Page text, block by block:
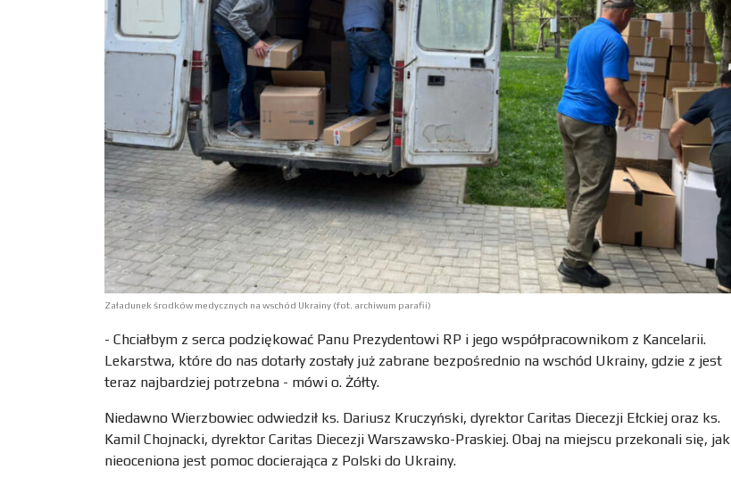
Załadunek środków medycznych na wschód Ukrainy (fot. archiwum parafii)
- Chciałbym z serca podziękować Panu Prezydentowi RP i jego współpracownikom z Kancelarii.
Lekarstwa, które do nas dotarły zostały już zabrane bezpośrednio na wschód Ukrainy, gdzie z jest
teraz najbardziej potrzebna - mówi o. Żółty.
Niedawno Wierzbowiec odwiedził ks. Dariusz Kruczyński, dyrektor Caritas Diecezji Ełckiej oraz ks.
Kamil Chojnacki, dyrektor Caritas Diecezji Warszawsko-Praskiej. Obaj na miejscu przekonali się, jak
nieoceniona jest pomoc docierająca z Polski do Ukrainy.